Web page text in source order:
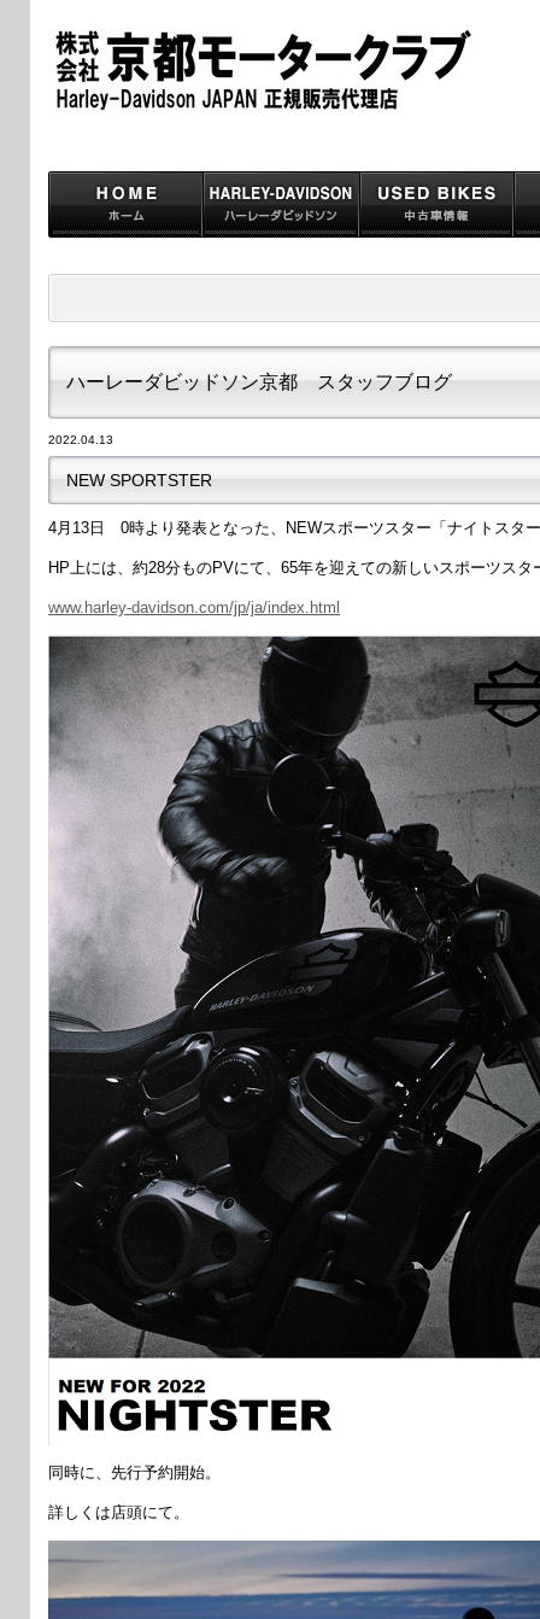
ハーレーダビッドソン京都 スタッフブログ
2022.04.13
NEW SPORTSTER
4月13日 0時より発表となった、NEWスポーツスター「ナイトスタ
HP上には、約28分ものPVにて、65年を迎えての新しいスポーツスタ
www.harley-davidson.com/jp/ja/index.html
同時に、先行予約開始。
詳しくは店頭にて。